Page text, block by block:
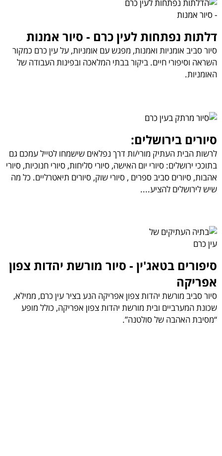
דלתות נפתחות לעין כרם - סיור אמנות
סיור סביב אומניות ואמנות, מפגש עם אומניות, על עין כרם כמקור
השראה וסיפורי חיים. ביקור בבתי המלאכה ובפינות העבודה של
האומניות.
סיורים בירושלים:
לרשות הבית העתיק מורי/ות דרך נפלאים שישמחו לטייל עמכם גם
בתוככי ירושלים: סיורי יום האישה, סיורי סליחות, סיורי חנוכיות, סיורי
אהבות, סיורים סביב ספרים , סיורי שוק, סיורים תיאטרליים. כל מה
שיש לירושלים להציע....
סיפורים בטאג'ין - סיור מורשת יהדות צפון
אפריקה
סיור סביב מורשת יהדות צפון אפריקה הנע בציר עין כרם, ממילא,
שכונת המערביים ובית מורשת יהדות צפון אפריקה, כולל מופע
“מסיבת האהבה של סולטנה”.